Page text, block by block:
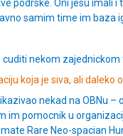
podrske. Oni jesu imali
samim time im
nekom
koja je siva, ali
nekad na OBNu
im pomocnik u
Rare Neo-spacian